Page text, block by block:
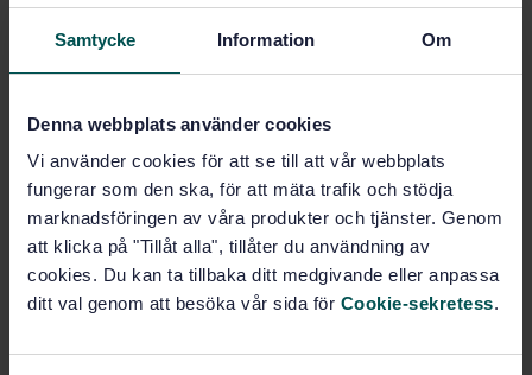
Samtycke Information Om
Denna webbplats använder cookies
Vi använder cookies för att se till att vår webbplats
fungerar som den ska, för att mäta trafik och stödja
marknadsföringen av våra produkter och tjänster. Genom
att klicka på "Tillåt alla", tillåter du användning av
cookies. Du kan ta tillbaka ditt medgivande eller anpassa
ditt val genom att besöka vår sida för Cookie-sekretess.
PDF
Product information
Language: English
Written by: SEK SVENSK ELSTANDARD
International title: